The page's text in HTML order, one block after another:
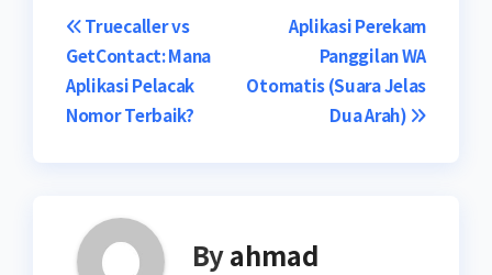
Navigasi
pos
Aplikasi Perekam
Panggilan WA
Otomatis (Suara Jelas
Dua Arah)
Truecaller vs
GetContact: Mana
Aplikasi Pelacak
Nomor Terbaik?
Byahmad